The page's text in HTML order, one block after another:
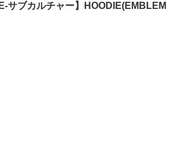
サブカルチャー】HOODIE(EMBLEM